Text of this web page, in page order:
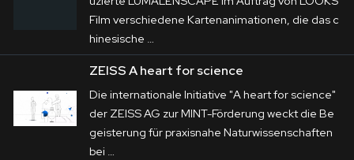
Film verschiedene Kartenanimationen, die das c
hinesische …
ZEISS A heart for science
Die internationale Initiative "A heart for science"
der ZEISS AG zur MINT-Förderung weckt die Be
geisterung für praxisnahe Naturwissenschaften
bei …